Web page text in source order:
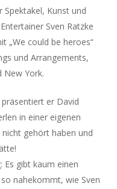
Kunst und
Sven Ratzke
„We could be heroes“
und Arrangements,
New York.
er David
in einer eigenen
gehört haben und
Es gibt kaum einen
nahekommt, wie Sven